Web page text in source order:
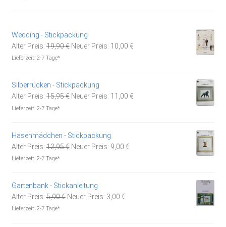
Wedding - Stickpackung
Alter Preis: 19,90€ Ursprünglicher
Neuer Preis: 10,00 €Aktueller
Lieferzeit: 2-7 Tage*
Silberrücken - Stickpackung
Alter Preis: 15,95€ Ursprünglicher
Neuer Preis: 11,00 €Aktueller
Lieferzeit: 2-7 Tage*
Hasenmädchen - Stickpackung
Alter Preis: 12,95€ Ursprünglicher
Neuer Preis: 9,00 €Aktueller
Lieferzeit: 2-7 Tage*
Gartenbank - Stickanleitung
Alter Preis: 5,90€ Ursprünglicher
Neuer Preis: 3,00 €Aktueller
Lieferzeit: 2-7 Tage*